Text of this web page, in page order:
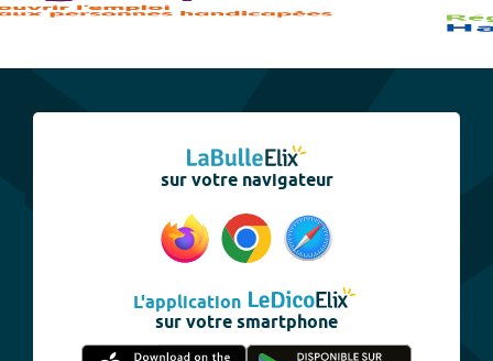
sur votre navigateur
L'application
sur votre smartphone